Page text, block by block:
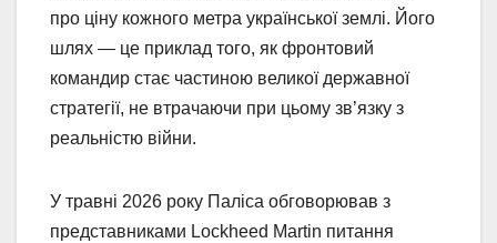
про ціну кожного метра української землі. Його
шлях — це приклад того, як фронтовий
командир стає частиною великої державної
стратегії, не втрачаючи при цьому зв’язку з
реальністю війни.
У травні 2026 року Паліса обговорював з
представниками Lockheed Martin питання